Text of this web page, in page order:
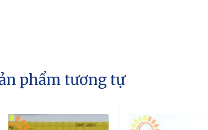
phẩm tương tự